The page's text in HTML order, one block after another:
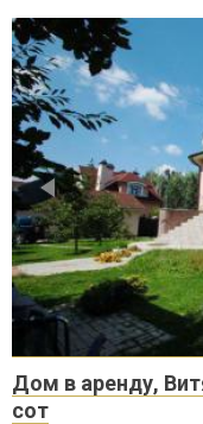
Дом в аренду,
сот